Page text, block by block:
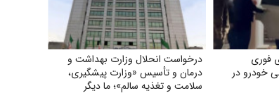
فوری
خودرو در
درخواست انحلال وزارت بهداشت و
درمان و تأسیس «وزارت پیشگیری،
سلامت و تغذیه سالم»؛ ما دیگر